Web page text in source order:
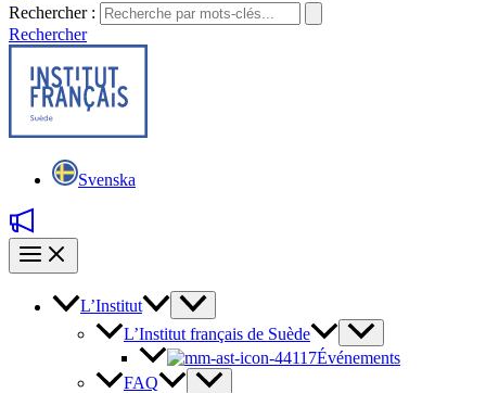
Rechercher :
Rechercher
Svenska
L’Institut
L’Institut français de Suède
Événements
FAQ